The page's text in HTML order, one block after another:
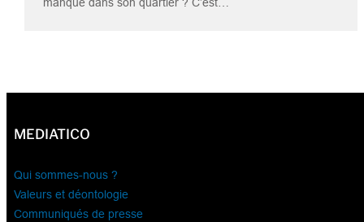
MEDIATICO
Qui sommes-nous ?
Valeurs et déontologie
Communiqués de presse